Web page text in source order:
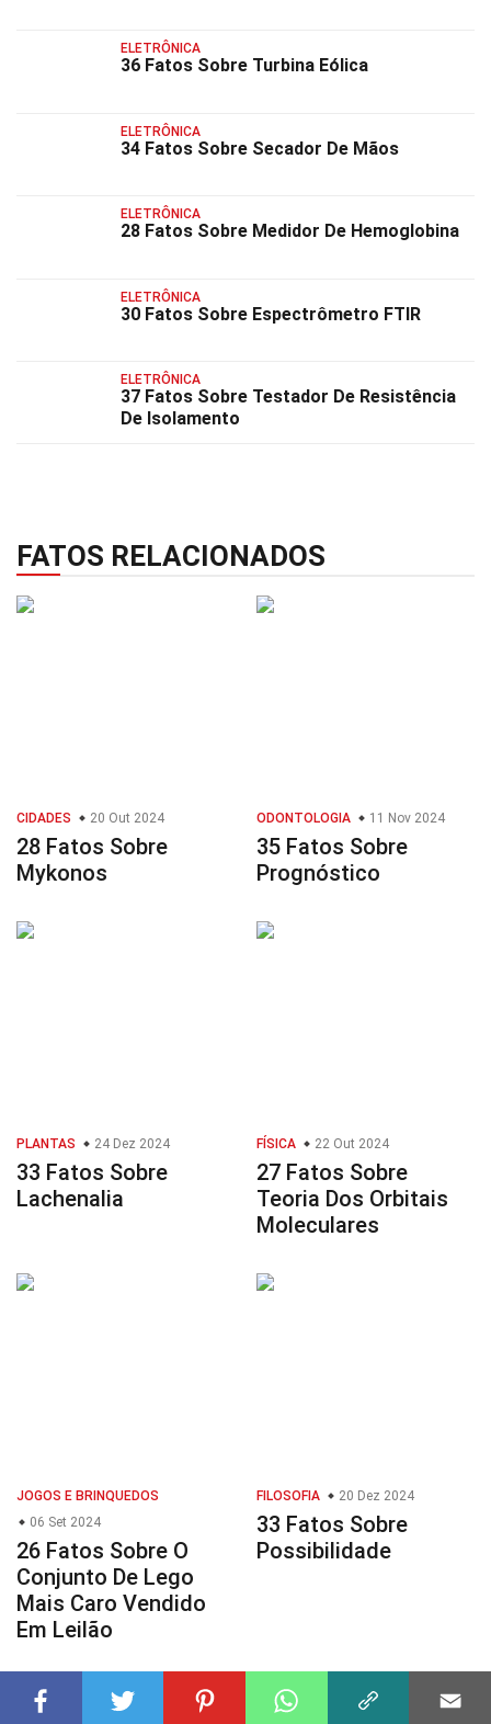
ELETRÔNICA
36 Fatos Sobre Turbina Eólica
ELETRÔNICA
34 Fatos Sobre Secador De Mãos
ELETRÔNICA
28 Fatos Sobre Medidor De Hemoglobina
ELETRÔNICA
30 Fatos Sobre Espectrômetro FTIR
ELETRÔNICA
37 Fatos Sobre Testador De Resistência
De Isolamento
FATOS RELACIONADOS
CIDADES 20 Out 2024
28 Fatos Sobre
Mykonos
ODONTOLOGIA 11 Nov 2024
35 Fatos Sobre
Prognóstico
PLANTAS 24 Dez 2024
33 Fatos Sobre
Lachenalia
FÍSICA 22 Out 2024
27 Fatos Sobre
Teoria Dos Orbitais
Moleculares
JOGOS E BRINQUEDOS
06 Set 2024
26 Fatos Sobre O
Conjunto De Lego
Mais Caro Vendido
Em Leilão
FILOSOFIA 20 Dez 2024
33 Fatos Sobre
Possibilidade